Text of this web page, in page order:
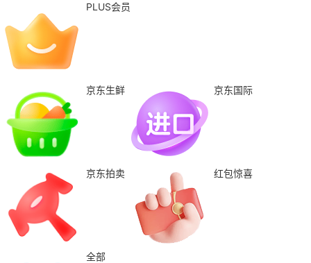
PLUS会员
京东生鲜 京东国际
京东拍卖 红包惊喜
全部